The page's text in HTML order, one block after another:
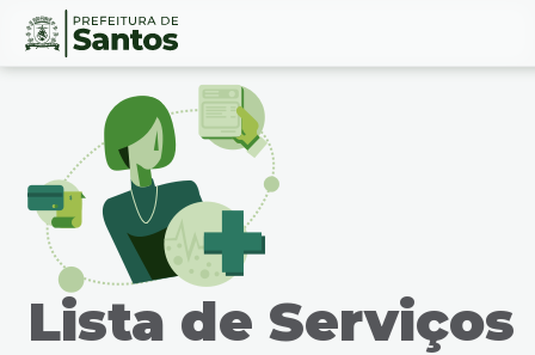
Ir
Conteúdo
Lista de Serviços